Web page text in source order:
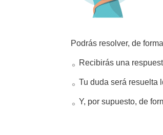
Podrás resolver, de
Recibirás una
Tu duda será resuelta
Y, por supuesto, de